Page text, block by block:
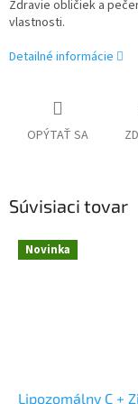
Zdravie obličiek a
vlastnosti.
Detailné informácie
OPÝTAŤ SA
Súvisiaci tovar
Novinka
Lipozomálny C +